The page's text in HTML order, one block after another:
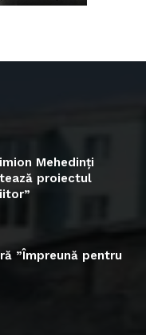
Mehedinți
proiectul
”Împreună pentru